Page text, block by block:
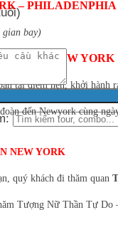
– PHILADENPHIA
bay)
– TAIPEI – NEW
tại điểm hẹn, khởi hành
đến Newyork cùng
QUAN NEW
quý khách đi thăm quan
Tượng Nữ Thần Tự Do